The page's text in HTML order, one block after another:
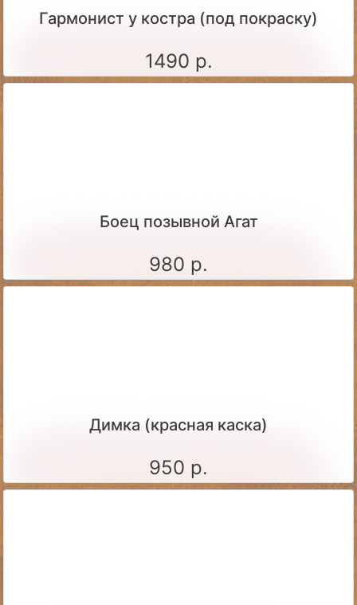
Гармонист у костра (под покраску)
1490 р.
Боец позывной Агат
980 р.
Димка (красная каска)
950 р.